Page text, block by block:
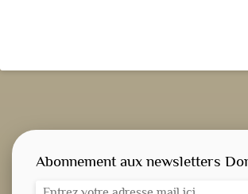
Abonnement aux newsletters